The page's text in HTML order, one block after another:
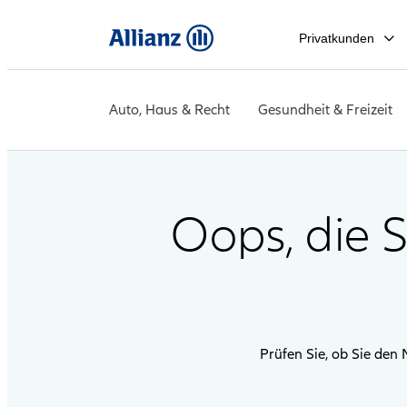
Privatkunden
Auto, Haus & Recht Gesundheit & Freizeit
Oops, die
Prüfen Sie, ob Sie